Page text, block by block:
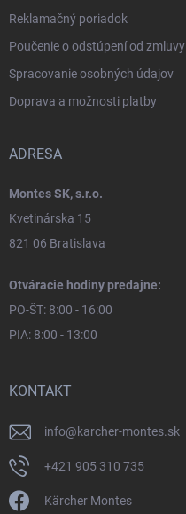
Reklamačný poriadok
Poučenie o odstúpení od zmluvy
Spracovanie osobných údajov
Doprava a možnosti platby
ADRESA
Montes SK, s.r.o.
Kvetinárska 15
821 06 Bratislava
Otváracie hodiny predajne:
PO-ŠT: 8:00 - 16:00
PIA: 8:00 - 13:00
KONTAKT
info@karcher-montes.sk
+421 905 310 735
Kärcher Montes